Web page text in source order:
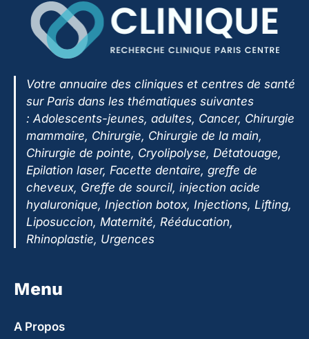
Votre annuaire des cliniques et centres de santé
sur Paris dans les thématiques suivantes
:Adolescents-jeunes, adultes, Cancer, Chirurgie
mammaire, Chirurgie, Chirurgie de la main,
Chirurgie de pointe, Cryolipolyse, Détatouage,
Epilation laser, Facette dentaire, greffe de
cheveux, Greffe de sourcil, injection acide
hyaluronique, Injection botox, Injections, Lifting,
Liposuccion, Maternité, Rééducation,
Rhinoplastie, Urgences
Menu
A Propos